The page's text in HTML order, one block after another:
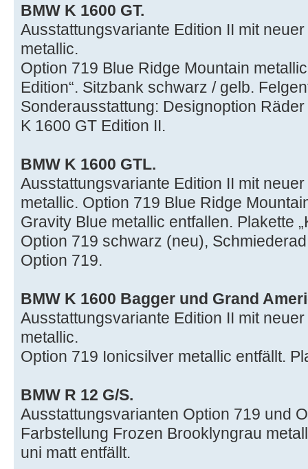
BMW K 1600 GT.
Ausstattungsvariante Edition II mit
metallic.
Option 719 Blue Ridge Mountain
Edition“. Sitzbank schwarz / gelb.
Sonderausstattung: Designoption
K 1600 GT Edition II.
BMW K 1600 GTL.
Ausstattungsvariante Edition II mit
metallic. Option 719 Blue Ridge
Gravity Blue metallic entfallen. Plakette
Option 719 schwarz (neu), Schmiederad
Option 719.
BMW K 1600 Bagger und Grand
Ausstattungsvariante Edition II mit
metallic.
Option 719 Ionicsilver metallic entfällt.
BMW R 12 G/S.
Ausstattungsvarianten Option 719 und
Farbstellung Frozen Brooklyngrau
uni matt entfällt.